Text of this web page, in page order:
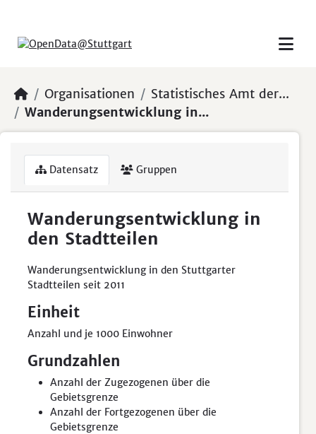
Organisationen
Statistisches Amt der...
Wanderungsentwicklung in...
Datensatz Gruppen
Wanderungsentwicklung in
den Stadtteilen
Wanderungsentwicklung in den Stuttgarter
Stadtteilen seit 2011
Einheit
Anzahl und je 1000 Einwohner
Grundzahlen
Anzahl der Zugezogenen über die
Gebietsgrenze
Anzahl der Fortgezogenen über die
Gebietsgrenze